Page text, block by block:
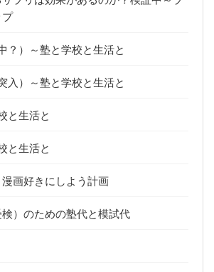
プ
？）～塾と学校と生活と
入）～塾と学校と生活と
と生活と
と生活と
画好きにしよう計画
）のための塾代と模試代